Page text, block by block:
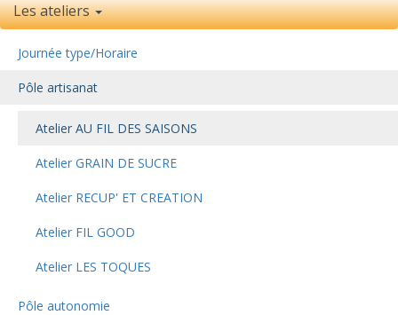
Les ateliers
Journée type/Horaire
Pôle artisanat
Atelier AU FIL DES SAISONS
Atelier GRAIN DE SUCRE
Atelier RECUP' ET CREATION
Atelier FIL GOOD
Atelier LES TOQUES
Pôle autonomie